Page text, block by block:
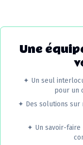
Une
✦ Un seul
pour un
✦ Des solutions sur
✦ Un savoir-